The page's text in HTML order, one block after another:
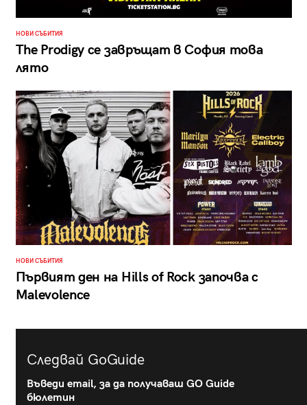
НОВИ СЪБИТИЯ
The Prodigy се завръщат в София това
лято
НОВИ СЪБИТИЯ
Първият ден на Hills of Rock започва с
Malevolence
Следвай GoGuide
Въведи email, за да получаваш GO Guide
бюлетин